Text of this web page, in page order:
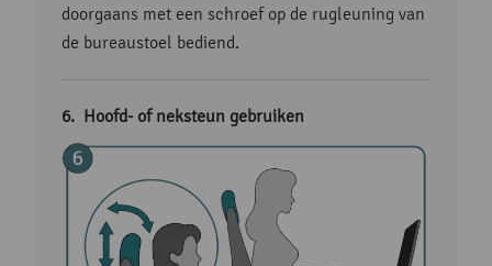
doorgaans met een schroef op de rugleuning van
de bureaustoel bediend.
Hoofd- of neksteun gebruiken